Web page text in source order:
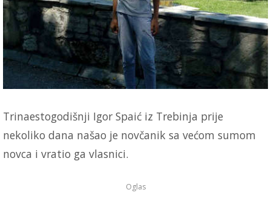
Trinaestogodišnji Igor Spaić iz Trebinja prije
nekoliko dana našao je novčanik sa većom sumom
novca i vratio ga vlasnici.
Oglas